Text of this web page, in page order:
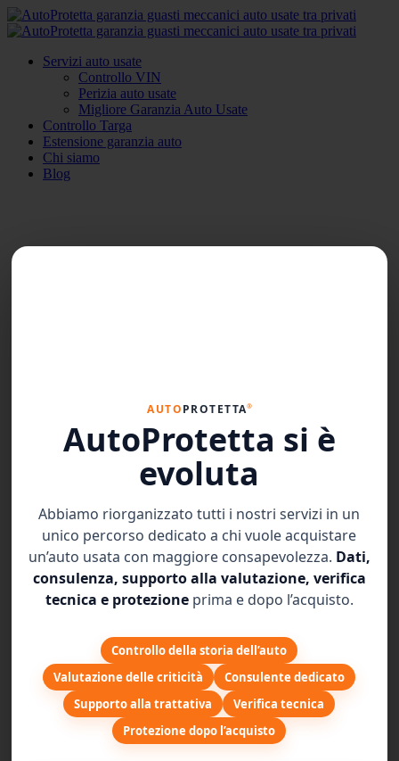
Servizi auto usate
Controllo VIN
Perizia auto usate
Migliore Garanzia Auto Usate
Controllo Targa
Estensione garanzia auto
Chi siamo
Blog
AUTOPROTETTA®
AutoProtetta si è
evoluta
Abbiamo riorganizzato tutti i nostri servizi in un
unico percorso dedicato a chi vuole acquistare
un’auto usata con maggiore consapevolezza. Dati,
consulenza, supporto alla valutazione, verifica
tecnica e protezioneprima e dopo l’acquisto.
Controllo della storia dell’auto
Valutazione delle criticità
Consulente dedicato
Supporto alla trattativa
Verifica tecnica
Protezione dopo l’acquisto